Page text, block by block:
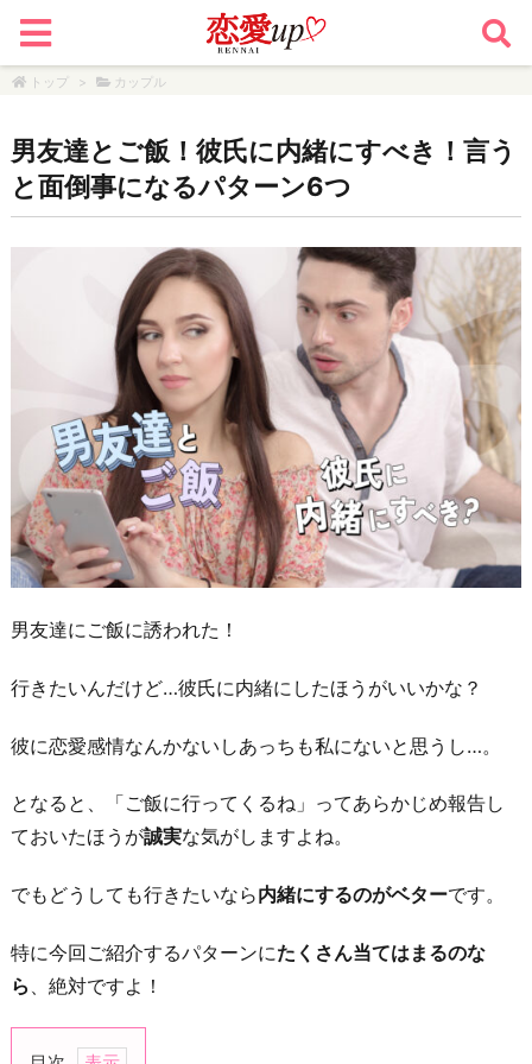
トップ > カップル
男友達とご飯！彼氏に内緒にすべき！言う
と面倒事になるパターン6つ
男友達にご飯に誘われた！
行きたいんだけど…彼氏に内緒にしたほうがいいかな？
彼に恋愛感情なんかないしあっちも私にないと思うし…。
となると、「ご飯に行ってくるね」ってあらかじめ報告し
ておいたほうが誠実な気がしますよね。
でもどうしても行きたいなら内緒にするのがベターです。
特に今回ご紹介するパターンにたくさん当てはまるのな
ら 、絶対ですよ！